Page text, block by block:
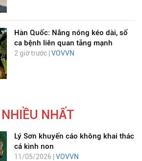
Hàn Quốc: Nắng nóng kéo dài, số
ca bệnh liên quan tăng mạnh
2 giờ trước | VOVVN
NHẤT
Lý Sơn khuyến cáo không khai thác
cá kình non
11/05/2026 | VOVVN